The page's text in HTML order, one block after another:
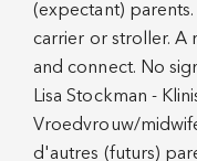
(expectant)
carrier or stroller. A
and connect. No
Lisa Stockman -
Vroedvrouw/
d'autres (futurs)